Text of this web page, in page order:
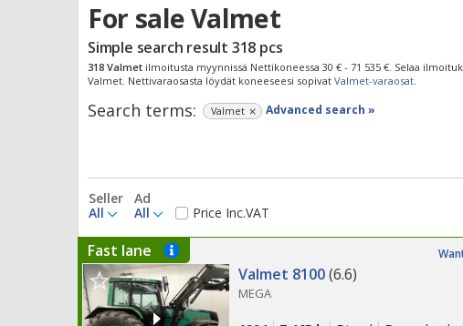
For sale Valmet
Simple search result 318 pcs
318 Valmet ilmoitusta myynnissä Nettikoneessa 30 € - 71 535 €. Selaa
Valmet. Nettivaraosasta löydät koneeseesi sopivat Valmet-varaosat.
Search terms: Valmet Advanced search »
Seller
All
Ad
All
Price Inc.VAT
Fast lane
Valmet 8100(6.6)
MEGA